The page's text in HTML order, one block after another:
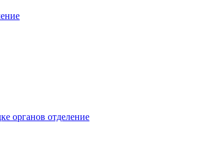
органов отделение